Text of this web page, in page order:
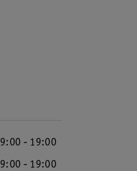
9:00 - 19:00
9:00 - 19:00